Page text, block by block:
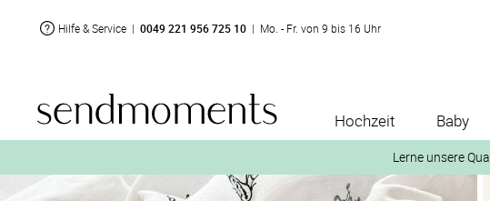
Hilfe & Service | 0049 221 956 725 10 | Mo. - Fr. von 9 bis 16 Uhr
Hochzeit Baby
Lerne unsere